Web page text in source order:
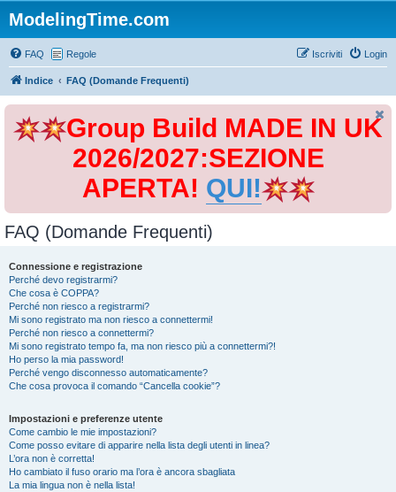
ModelingTime.com
FAQ Regole Login
Iscriviti
Indice FAQ (Domande Frequenti)
Group Build MADE IN UK
2026/2027:SEZIONE
APERTA! QUI!
FAQ (Domande Frequenti)
Connessione e registrazione
Perché devo registrarmi?
Che cosa è COPPA?
Perché non riesco a registrarmi?
Mi sono registrato ma non riesco a connettermi!
Perché non riesco a connettermi?
Mi sono registrato tempo fa, ma non riesco più a connettermi?!
Ho perso la mia password!
Perché vengo disconnesso automaticamente?
Che cosa provoca il comando “Cancella cookie”?
Impostazioni e preferenze utente
Come cambio le mie impostazioni?
Come posso evitare di apparire nella lista degli utenti in linea?
L’ora non è corretta!
Ho cambiato il fuso orario ma l’ora è ancora sbagliata
La mia lingua non è nella lista!